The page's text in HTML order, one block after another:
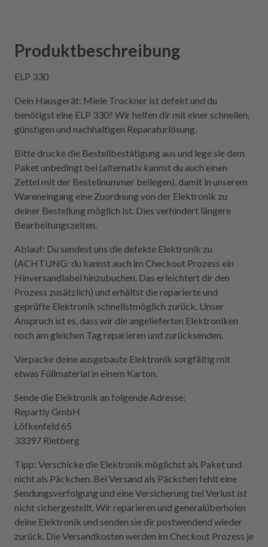
Der Aus- und Einbau der Platine war dank der
Produktbeschreibung
ELP 330
Dein Hausgerät: Miele Trockner ist defekt und du
benötigst eine ELP 330? Wir helfen dir mit einer schnellen,
günstigen und nachhaltigen Reparaturlösung.
Bitte drucke die Bestellbestätigung aus und lege sie dem
Paket unbedingt bei (alternativ kannst du auch einen
Zettel mit der Bestellnummer beilegen), damit in unserem
Wareneingang eine Zuordnung von der Elektronik zu
deiner Bestellung möglich ist. Dies verhindert längere
Bearbeitungszeiten.
Ablauf: Du sendest uns die defekte Elektronik zu
(ACHTUNG: du kannst auch im Checkout Prozess ein
Hinversandlabel hinzubuchen. Das erleichtert dir den
Prozess zusätzlich) und erhältst die reparierte und
geprüfte Elektronik schnellstmöglich zurück. Unser
Anspruch ist es, dass wir die angelieferten Elektroniken
noch am gleichen Tag reparieren und zurücksenden.
Verpacke deine ausgebaute Elektronik sorgfältig mit
etwas Füllmaterial in einem Karton.
Sende die Elektronik an folgende Adresse:
Repartly GmbH
Löfkenfeld 65
33397 Rietberg
Tipp: Verschicke die Elektronik möglichst als Paket und
nicht als Päckchen. Bei Versand als Päckchen fehlt eine
Sendungsverfolgung und eine Versicherung bei Verlust ist
nicht sichergestellt. Wir reparieren und generalüberholen
deine Elektronik und senden sie dir postwendend wieder
zurück. Die Versandkosten werden im Checkout Prozess je